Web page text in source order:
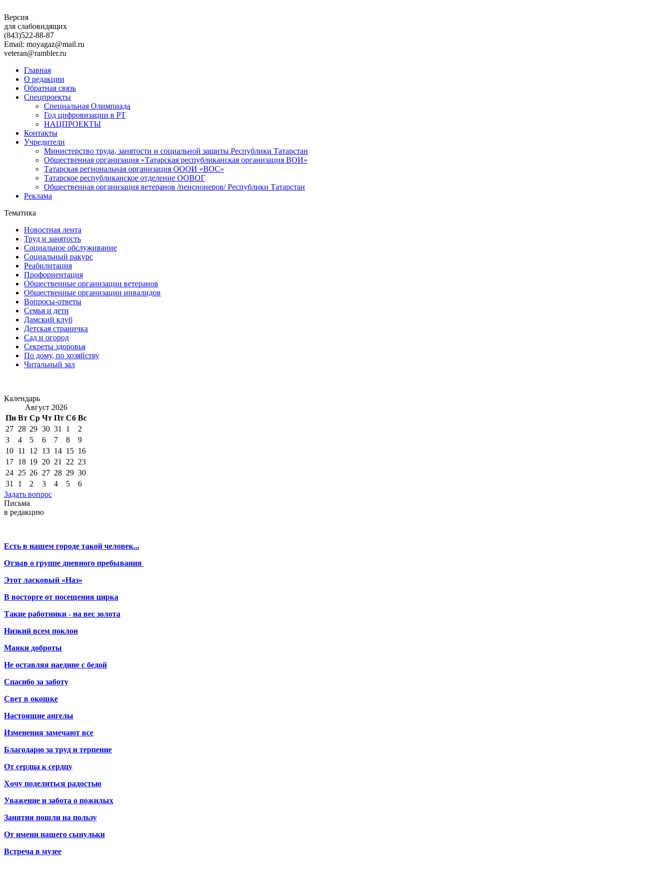
Версия
для слабовидящих
(843)522-88-87
Email: moyagaz@mail.ru
veteran@rambler.ru
Главная
О редакции
Обратная связь
Спецпроекты
Специальная Олимпиада
Год цифровизации в РТ
НАЦПРОЕКТЫ
Контакты
Учредители
Министерство труда, занятости и социальной защиты Республики Татарстан
Общественная организация «Татарская республиканская организация ВОИ»
Татарская региональная организация ОООИ «ВОС»
Татарское республиканское отделение ООВОГ
Общественная организация ветеранов /пенсионеров/ Республики Татарстан
Реклама
Тематика
Новостная лента
Труд и занятость
Социальное обслуживание
Социальный ракурс
Реабилитация
Профориентация
Общественные организации ветеранов
Общественные организации инвалидов
Вопросы-ответы
Семья и дети
Дамский клуб
Детская страничка
Сад и огород
Секреты здоровья
По дому, по хозяйству
Читальный зал
Календарь
Август 2026
Пн Вт Ср Чт Пт Сб Вс
27 28 29 30 31 1
2
3
4 5 6 7 8
9
10 11 12 13 14 15 16
17 18 19 20 21 22 23
24 25 26 27 28 29 30
31
1 2 3 4 5
6
Задать вопрос
Письма
в редакцию
Есть в нашем городе такой человек...
Отзыв о группе дневного пребывания
Этот ласковый «Наз»
В восторге от посещения цирка
Такие работники - на вес золота
Низкий всем поклон
Маяки доброты
Не оставляя наедине с бедой
Спасибо за заботу
Свет в окошке
Настоящие ангелы
Изменения замечают все
Благодарю за труд и терпение
От сердца к сердцу
Хочу поделиться радостью
Уважение и забота о пожилых
Занятия пошли на пользу
От имени нашего сынульки
Встреча в музее